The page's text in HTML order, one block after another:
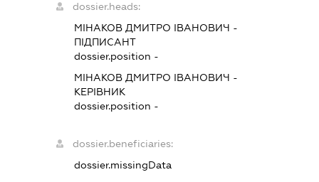
dossier.heads:
МІНАКОВ ДМИТРО ІВАНОВИЧ -
ПІДПИСАНТ
dossier.position -
МІНАКОВ ДМИТРО ІВАНОВИЧ -
КЕРІВНИК
dossier.position -
dossier.beneficiaries:
dossier.missingData